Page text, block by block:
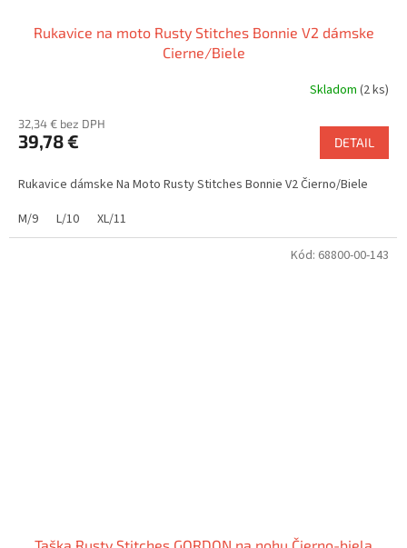
Rukavice na moto Rusty Stitches Bonnie V2 dámske
Cierne/Biele
Skladom (2 ks)
32,34 € bez DPH
39,78 € DETAIL
Rukavice dámske Na Moto Rusty Stitches Bonnie V2 Čierno/Biele
M/9
L/10 XL/11
Kód: 68800-00-143